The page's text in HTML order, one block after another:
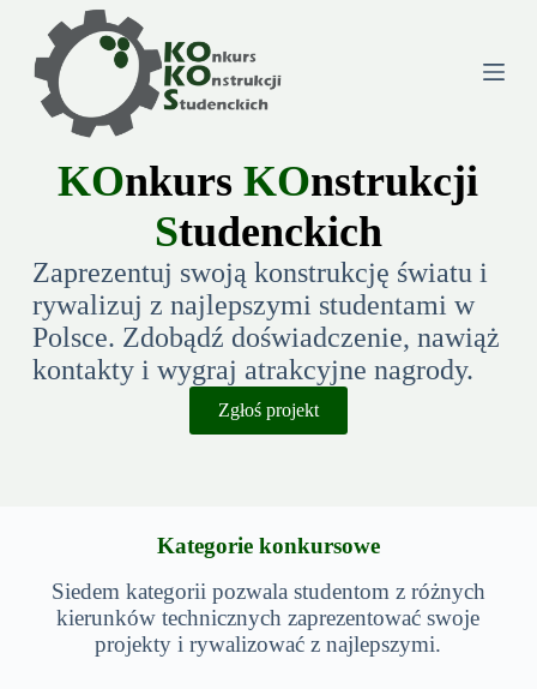
o
r
e
KOnkurs KOnstrukcji
Studenckich
Zaprezentuj swoją konstrukcję światu i
rywalizuj z najlepszymi studentami w
Polsce. Zdobądź doświadczenie, nawiąż
kontakty i wygraj atrakcyjne nagrody.
Zgłoś projekt
Kategorie konkursowe
Siedem kategorii pozwala studentom z różnych
kierunków technicznych zaprezentować swoje
projekty i rywalizować z najlepszymi.